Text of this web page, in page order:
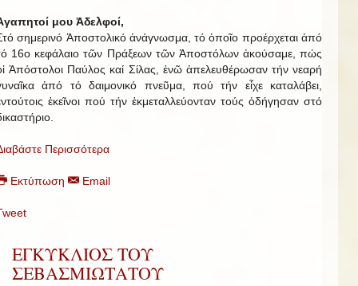
μου Ἀδελφοί,
σημερινό Ἀποστολικό ἀνάγνωσμα, τό ὁποῖο προέρχεται ἀπό
16ο κεφάλαιο τῶν Πράξεων τῶν Ἀποστόλων ἀκούσαμε, πώς
Ἀπόστολοι Παύλος καί Σίλας, ἐνῶ ἀπελευθέρωσαν τήν νεαρή
ἀπό τό δαιμονικό πνεῦμα, πού τήν εἶχε καταλάβει,
ἐκεῖνοι πού τήν ἐκμεταλλεύονταν τούς ὁδήγησαν στό
Περισσότερα
Εκτύπωση Email
ΕΓΚΥΚΛΙΟΣ ΤΟΥ
ΣΕΒΑΣΜΙΩΤΑΤΟΥ